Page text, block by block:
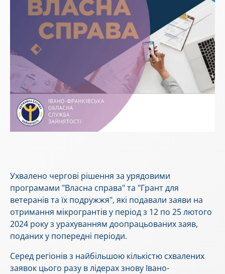
Ухвалено чергові рішення за урядовими
програмами "Власна справа" та "Грант для
ветеранів та їх подружжя", які подавали заяви на
отримання мікрогрантів у період з 12 по 25 лютого
2024 року з урахуванням доопрацьованих заяв,
поданих у попередні періоди.
Серед регіонів з найбільшою кількістю схвалених
заявок цього разу в лідерах знову Івано-